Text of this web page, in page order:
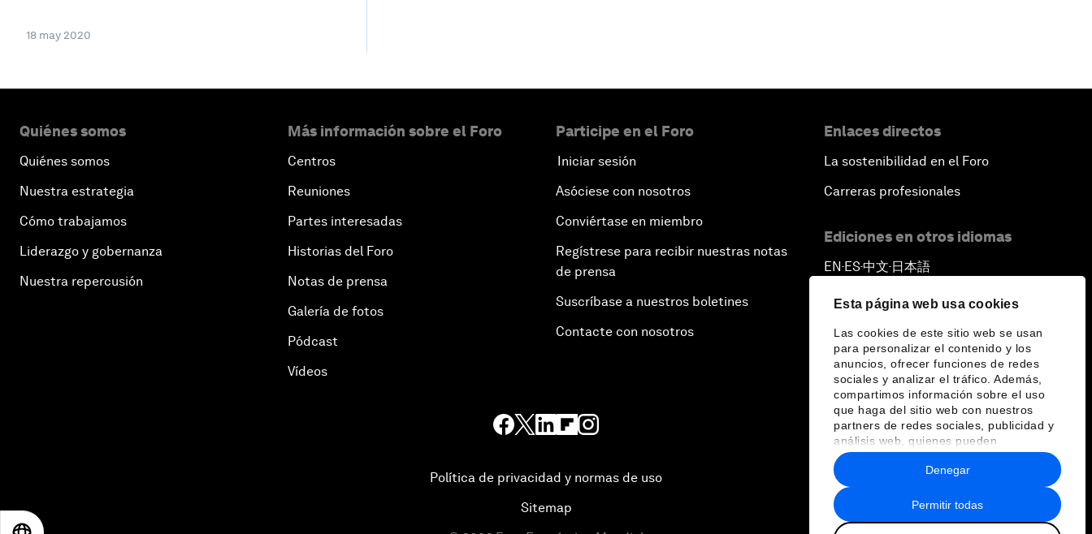
Esta página web usa cookies
Las cookies de este sitio web se usan
para personalizar el contenido y los
anuncios, ofrecer funciones de redes
sociales y analizar el tráfico. Además,
compartimos información sobre el uso
que haga del sitio web con nuestros
partners de redes sociales, publicidad y
análisis web, quienes pueden
combinarla con otra información que les
haya proporcionado o que hayan
recopilado a partir del uso que haya
hecho de sus servicios.
Permitir todas
Denegar
18 may 2020
Quiénes somos
Quiénes somos
Nuestra estrategia
Cómo trabajamos
Liderazgo y gobernanza
Nuestra repercusión
Más información sobre el Foro
Centros
Reuniones
Partes interesadas
Historias del Foro
Notas de prensa
Galería de fotos
Pódcast
Vídeos
Participe en el Foro
Iniciar sesión
Asóciese con nosotros
Conviértase en miembro
Regístrese para recibir nuestras notas
de prensa
Suscríbase a nuestros boletines
Contacte con nosotros
Enlaces directos
La sostenibilidad en el Foro
Carreras profesionales
Ediciones en otros idiomas
EN ▪ES▪中文▪ 日本語
Política de privacidad y normas de uso
Sitemap